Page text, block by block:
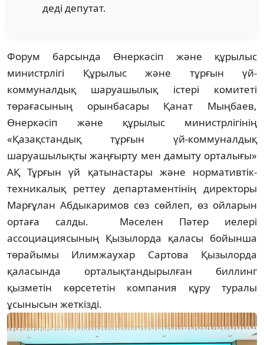
деді депутат.
Форум барсында Өнеркәсіп және құрылыс
министрлігі Құрылыс және тұрғын үй-
коммуналдық шаруашылық істері комитеті
төрағасының орынбасары Қанат Мыңбаев,
Өнеркәсіп және құрылыс министрлігінің
«Қазақстандық тұрғын үй-коммуналдық
шаруашылықты жаңғырту мен дамыту орталығы»
АҚ Тұрғын үй қатынастары және нормативтік-
техникалық реттеу департаментінің директоры
Марғұлан Абдыкаримов сөз сөйлеп, өз ойларын
ортаға салды. Мәселен Пәтер иелері
ассоциациясының Қызылорда қаласы бойынша
төрайымы Илимжаухар Сартова Қызылорда
қаласында орталықтандырылған биллинг
қызметін көрсететін компания құру туралы
ұсынысын жеткізді.